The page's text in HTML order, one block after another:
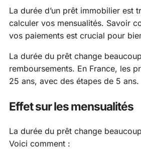
La durée d’un prêt immobilier est
calculer vos mensualités. Savoir
vos paiements est crucial pour
La durée du prêt change
remboursements. En France, les
25 ans, avec des étapes de 5 ans.
Effet sur les mensualités
La durée du prêt change
Voici comment :